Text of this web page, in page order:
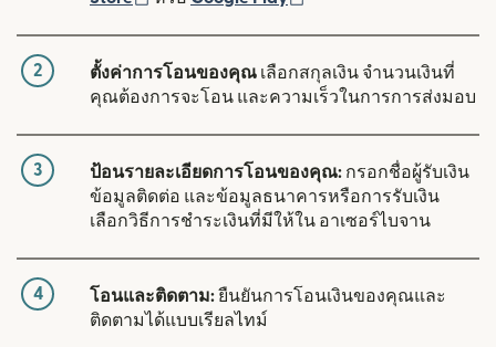
2 ตั้งค่าการโอนของคุณ เลือกสกุลเงิน จำนวนเงินที่
คุณต้องการจะโอน และความเร็วในการการส่งมอบ
3 ป้อนรายละเอียดการโอนของคุณ: กรอกชื่อผู้รับเงิน
ข้อมูลติดต่อ และข้อมูลธนาคารหรือการรับเงิน
เลือกวิธีการชำระเงินที่มีให้ใน อาเซอร์ไบจาน
4 โอนและติดตาม:ยืนยันการโอนเงินของคุณและ
ติดตามได้แบบเรียลไทม์